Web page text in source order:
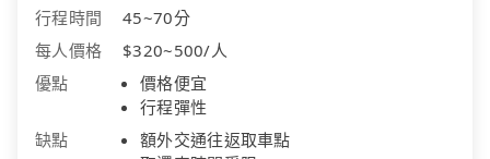
行程時間
45~70分
每人價格
$320~500/人
優點
價格便宜
行程彈性
缺點
額外交通往返取車點